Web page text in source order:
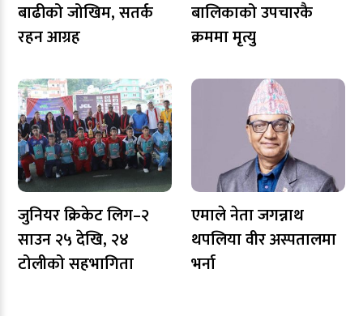
बाढीको जोखिम, सतर्क
रहन आग्रह
बालिकाको उपचारकै
क्रममा मृत्यु
जुनियर क्रिकेट लिग–२
साउन २५ देखि, २४
टोलीको सहभागिता
एमाले नेता जगन्नाथ
थपलिया वीर अस्पतालमा
भर्ना